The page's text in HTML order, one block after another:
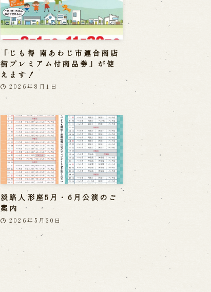
「じも得 南あわじ市連合商店
街プレミアム付商品券」が使
えます！
2026年8月1日
淡路人形座5月・6月公演のご
案内
2026年5月30日